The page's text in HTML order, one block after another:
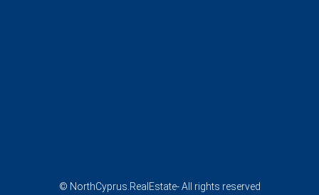
© NorthCyprus.RealEstate- All rights reserved